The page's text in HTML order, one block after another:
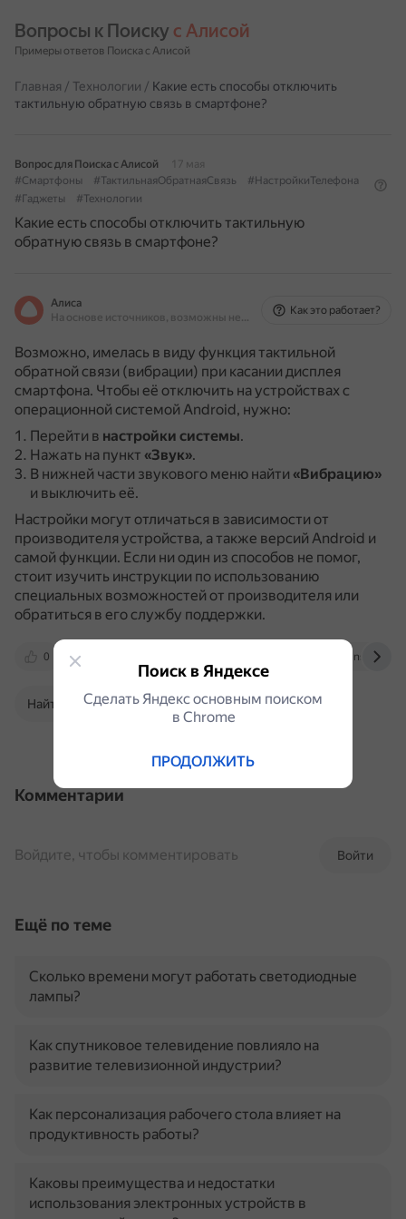
Вопросы к Поиску с Алисой
Примеры ответов Поиска с Алисой
Главная / Технологии / Какие есть способы отключить
тактильную обратную связь в смартфоне?
Вопрос для Поиска с Алисой
17 мая
#Смартфоны
#ТактильнаяОбратнаяСвязь
#НастройкиТелефона
#Гаджеты
#Технологии
Какие есть способы отключить тактильную
обратную связь в смартфоне?
Алиса
На основе источников, возможны неточности
Как это работает?
Возможно, имелась в виду функция тактильной
обратной связи (вибрации) при касании дисплея
смартфона. Чтобы её отключить на устройствах с
операционной системой Android, нужно:
Перейти в настройки системы.
Нажать на пункт «Звук».
В нижней части звукового меню найти «Вибрацию»
и выключить её.
Настройки могут отличаться в зависимости от
производителя устройства, а также версий Android и
самой функции. Если ни один из способов не помог,
стоит изучить инструкции по использованию
специальных возможностей от производителя или
обратиться в его службу поддержки.
0 androidinsider.ru
Найти в Поиске
Комментарии
Войти
Войдите, чтобы комментировать
Ещё по теме
Сколько времени могут работать светодиодные
лампы?
Как спутниковое телевидение повлияло на
развитие телевизионной индустрии?
Как персонализация рабочего стола влияет на
продуктивность работы?
Каковы преимущества и недостатки
использования электронных устройств в
Поиск в Яндексе
Сделать Яндекс основным поиском
в Сhrome
ПРОДОЛЖИТЬ